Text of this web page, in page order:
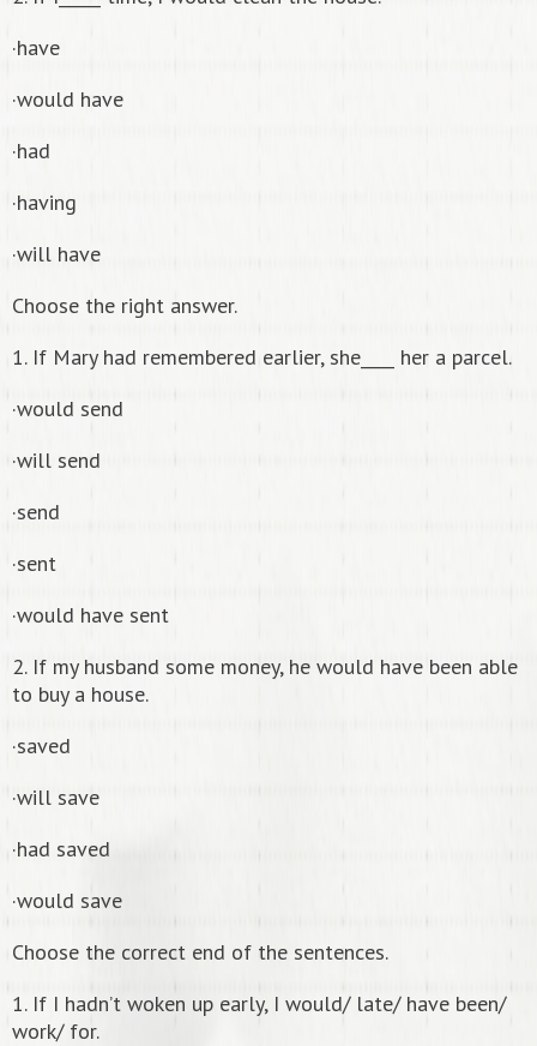
·have
·would have
·had
·having
·will have
Сhoose the right answer.
1. If Mary had remembered earlier, she____ her a parcel.
·would send
·will send
·send
·sent
·would have sent
2. If my husband some money, he would have been able
to buy a house.
·saved
·will save
·had saved
·would save
Choose the correct end of the sentences.
1. If I hadn’t woken up early, I would/ late/ have been/
work/ for.